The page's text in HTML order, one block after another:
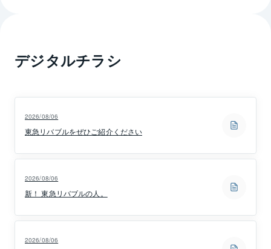
デジタルチラシ
2026/08/06
東急リバブルをぜひご紹介ください
2026/08/06
新！ 東急リバブルの人。
2026/08/06